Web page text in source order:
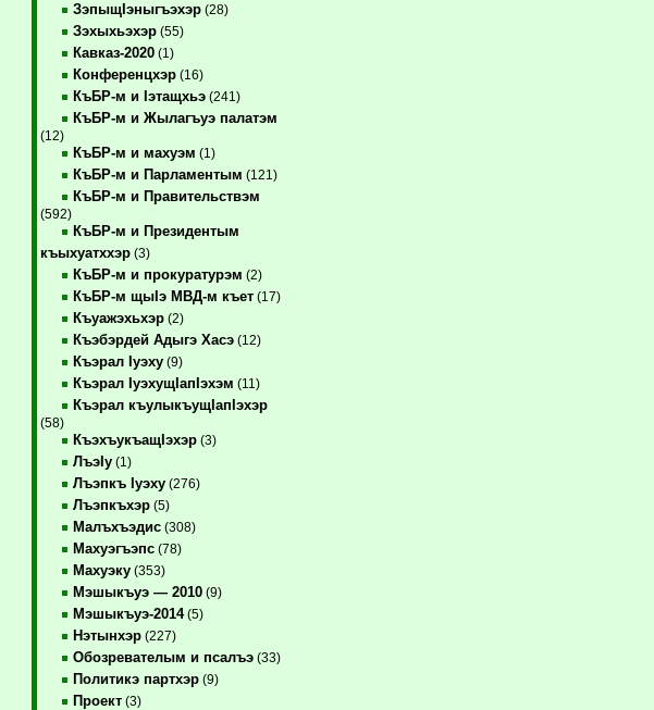
ЗэпыщIэныгъэхэр(28)
Зэхыхьэхэр(55)
Кавказ-2020(1)
Конференцхэр(16)
КъБР-м и Iэтащхьэ(241)
КъБР-м и Жылагъуэ палатэм
(12)
КъБР-м и махуэм (1)
КъБР-м и Парламентым (121)
КъБР-м и Правительствэм
(592)
КъБР-м и Президентым
къыхуатххэр(3)
КъБР-м и прокуратурэм (2)
КъБР-м щыIэ МВД-м къет(17)
Къуажэхьхэр(2)
Къэбэрдей Адыгэ Хасэ(12)
Къэрал Iуэху(9)
Къэрал IуэхущIапIэхэм (11)
Къэрал къулыкъущIапIэхэр
(58)
КъэхъукъащIэхэр(3)
ЛъэIу(1)
Лъэпкъ Iуэху(276)
Лъэпкъхэр(5)
Малъхъэдис(308)
Махуэгъэпс(78)
Махуэку(353)
Мэшыкъуэ — 2010(9)
Мэшыкъуэ-2014(5)
Нэтынхэр(227)
Обозревателым и псалъэ(33)
Политикэ партхэр(9)
Проект(3)